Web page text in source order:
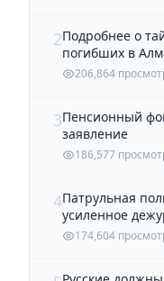
2Подробнее о
погибших в
206,864
3Пенсионный
заявление
186,577
4Патрульная
усиленное
174,604